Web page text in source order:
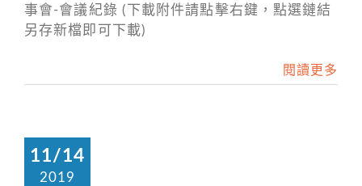
事會-會議紀錄 (下載附件請點擊右鍵，點選鏈結
另存新檔即可下載)
閱讀更多
11/14
2019